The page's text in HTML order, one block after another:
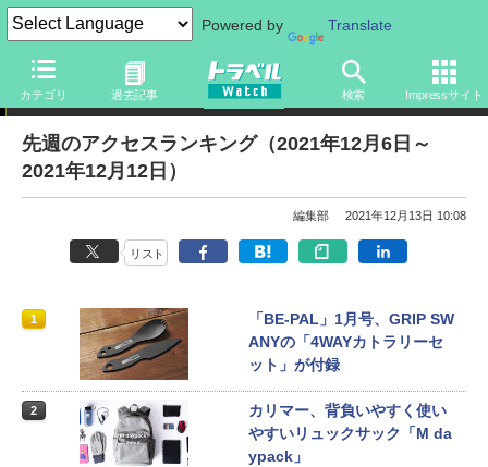
Powered by Translate
カテゴリ 過去記事 検索 Impressサイト
アクセスランキング
先週のアクセスランキング（2021年12月6日～
2021年12月12日）
編集部 2021年12月13日 10:08
リスト
1
「BE-PAL」1月号、GRIP SW
ANYの「4WAYカトラリーセ
ット」が付録
2
カリマー、背負いやすく使い
やすいリュックサック「M da
ypack」